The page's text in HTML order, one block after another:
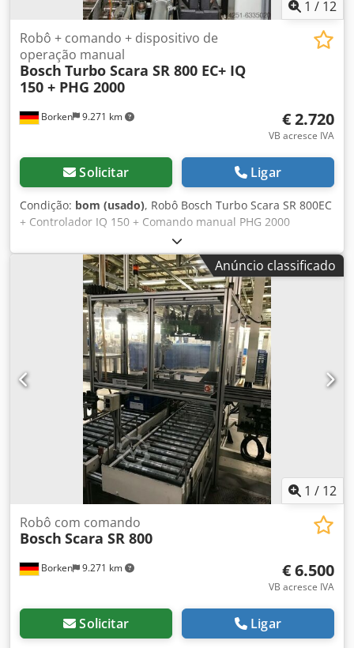
1 / 12
Borken 9.271 km
Robô + comando + dispositivo de
operação manual
Bosch Turbo Scara SR 800 EC+ IQ
150 + PHG 2000
€ 2.720
VB acresce IVA
Solicitar Ligar
Condição: bom (usado), Robô Bosch Turbo Scara SR 800EC
+ Controlador IQ 150 + Comando manual PHG 2000
Fabricante: Bosch Nº do pedido: 3842506428 Nº de série:
764840020 Carga máxima no flange do garra: 100 N Curso
do 3º eixo: 320 mm Pressão de trabalho: 4-8 bar Peso: 100
kg Ângulo de rotação – ver diagrama Estado do artigo:
usado Além de cerca de 50 paternosters, estão disponíveis
inúmeras outras máquinas, como prensas, robôs, fornos,
aspiradores industriais, etc. Equipamento de oficina,
bancadas de trabalho, carros de oficina, ferramentas,
empilhadores e estantes disponíveis em grande
quantidade. Crjdohbmvpopfx Aiysf Ao todo, 24.000 m² de
área de produção estão a ser desmantelados e vendidos.
Confira também nossas outras ofertas. Após a compra, o
valor deve ser pago em até 7 dias úteis. Financiamento
através do nosso banco também é possível. komplett-
konzept.leasingo.de Mais artigos – novos e usados –
podem ser encontrados na nossa loja! Custos de envio
internacional mediante solicitação!
Anúncio classificado
1 / 12
Borken 9.271 km
Robô com comando
Bosch Scara SR 800
€ 6.500
VB acresce IVA
Solicitar Ligar